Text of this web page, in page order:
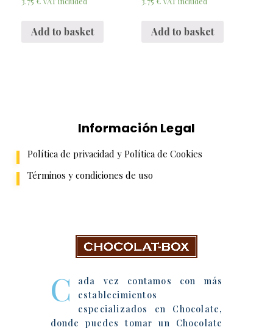
Add to basket Add to basket
Información Legal
Política de privacidad y Política de Cookies
Términos y condiciones de uso
C
ada vez contamos con más
establecimientos
especializados en Chocolate,
donde puedes tomar un Chocolate